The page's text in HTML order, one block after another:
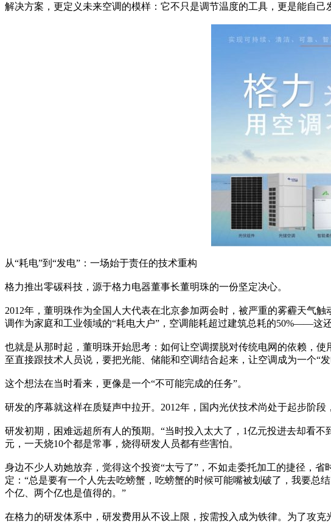
解决方案，更定义未来空调的模样：它不只是调节温度的工具，更是能自己
从“耗电”到“发电”：一场始于责任的技术重构
格力推出零碳科技，源于格力电器董事长董明珠的一份坚定决心。
2012年，董明珠作为全国人大代表在北京参加两会时，被严重的雾霾天气
调作为家庭和工业领域的“耗电大户”，空调能耗超过建筑总耗的50%——这
也就是从那时起，董明珠开始思考：如何让空调摆脱对传统电网的依赖，
至直接跟技术人员说，要把光能、储能和空调结合起来，让空调成为一个“
这个想法在当时看来，更像是一个“不可能完成的任务”。
研发的序幕就这样在质疑声中拉开。2012年，国内光伏技术尚处于起步阶
研发初期，困难远超所有人的预期。“当时投入太大了，1亿元投进去却看
元，一天烧10个都是常事，烧得研发人员都有些害怕。
身边不少人劝她放弃，觉得这个投资“太亏了”，不如走委托加工的捷径，
定：“总是要有一个人先去吃螃蟹，吃螃蟹的时候可能嘴被划破了，我要总
个亿、两个亿也是值得的。”
在格力的研发体系中，研发费用从不设上限，按需投入成为铁律。为了攻